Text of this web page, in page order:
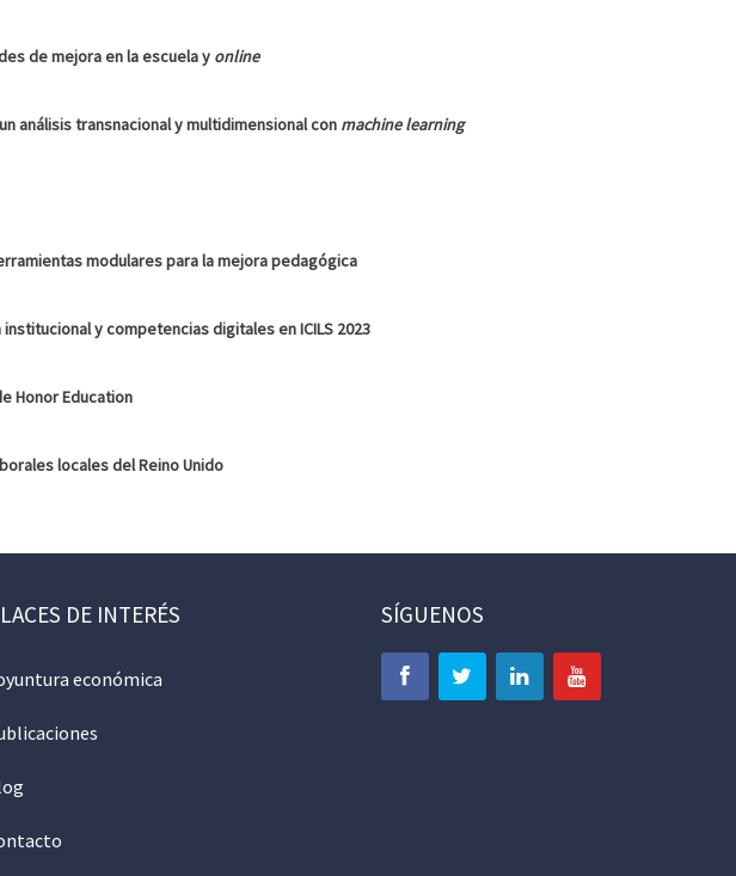
de mejora en la escuela y online
análisis transnacional y multidimensional con machine learning
modulares para la mejora pedagógica
y competencias digitales en ICILS 2023
Honor Education
locales del Reino Unido
DE INTERÉS
económica
SÍGUENOS